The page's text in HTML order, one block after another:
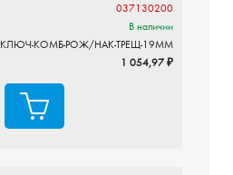
037130200
В наличии
КЛЮЧ-КОМБ-РОЖ/НАК-ТРЕЩ-19ММ
1 054,97 ₽